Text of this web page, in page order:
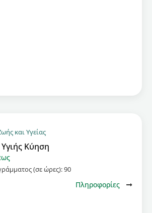
και Υγείας
Κύηση
(σε ώρες):90
Πληροφορίες